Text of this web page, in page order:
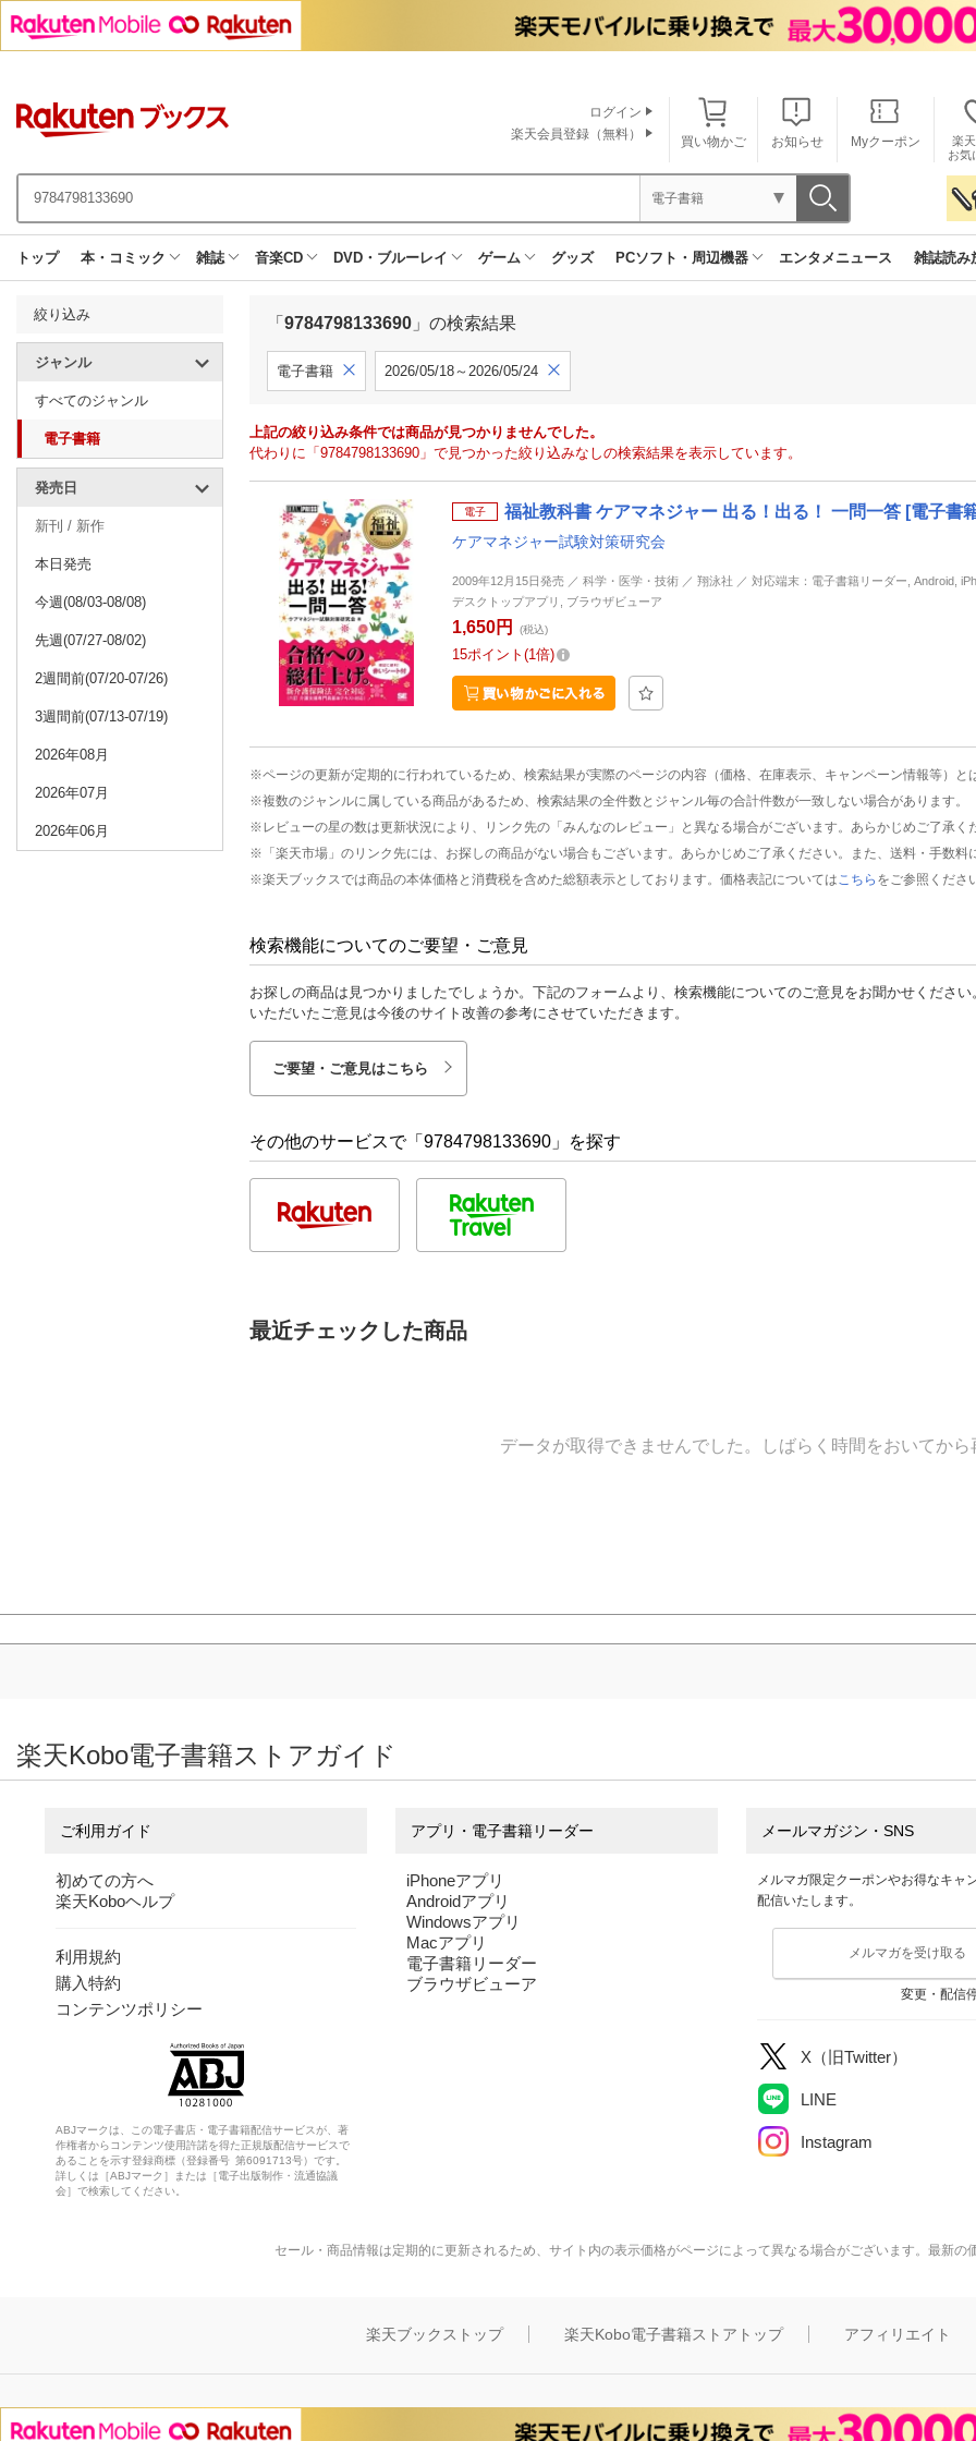
買い物かご お知らせ Myクーポン
楽
お気
ログイン
楽天会員登録（無料）
電子書籍
トップ 本・コミック 雑誌 音楽CD DVD・ブルーレイ ゲーム グッズ PCソフト・周辺機器 エンタメニュース 雑誌読み
絞り込み
ジャンル
すべてのジャンル
電子書籍
発売日
新刊 / 新作
本日発売
今週(08/03-08/08)
先週(07/27-08/02)
2週間前(07/20-07/26)
3週間前(07/13-07/19)
2026年08月
2026年07月
2026年06月
「 9784798133690 」の検索結果
電子書籍 2026/05/18～2026/05/24
上記の絞り込み条件では商品が見つかりませんでした。
代わりに「9784798133690」で見つかった絞り込みなしの検索結果を表示しています。
電子 福祉教科書 ケアマネジャー 出る！出る！ 一問一答 [電子書
ケアマネジャー試験対策研究会
2009年12月15日発売 ／ 科学・医学・技術 ／ 翔泳社 ／ 対応端末：電子書籍リーダー, Android,
デスクトップアプリ, ブラウザビューア
1,650円 (税込)
15ポイント 1倍
※ページの更新が定期的に行われているため、検索結果が実際のページの内容（価格、在庫表示、キャンペーン情報等）と
※複数のジャンルに属している商品があるため、検索結果の全件数とジャンル毎の合計件数が一致しない場合があります。
※レビューの星の数は更新状況により、リンク先の「みんなのレビュー」と異なる場合がございます。あらかじめご了承く
※「楽天市場」のリンク先には、お探しの商品がない場合もございます。あらかじめご了承ください。また、送料・手数料
※楽天ブックスでは商品の本体価格と消費税を含めた総額表示としております。価格表記については こちら をご参照くださ
検索機能についてのご要望・ご意見
お探しの商品は見つかりましたでしょうか。下記のフォームより、検索機能についてのご意見をお聞かせください
いただいたご意見は今後のサイト改善の参考にさせていただきます。
ご要望・ご意見はこちら
その他のサービスで「9784798133690」を探す
最近チェックした商品
データが取得できませんでした。しばらく時間をおいてから
楽天Kobo電子書籍ストアガイド
ご利用ガイド
初めての方へ
楽天Koboヘルプ
利用規約
購入特約
コンテンツポリシー
ABJマークは、この電子書店・電子書籍配信サービスが、著
作権者からコンテンツ使用許諾を得た正規版配信サービスで
あることを示す登録商標（登録番号 第6091713号）です。
詳しくは［ABJマーク］または［電子出版制作・流通協議
会］で検索してください。
アプリ・電子書籍リーダー
iPhoneアプリ
Androidアプリ
Windowsアプリ
Macアプリ
電子書籍リーダー
ブラウザビューア
メールマガジン・SNS
メルマガ限定クーポンやお得なキャ
配信いたします。
メルマガを受け取る
変更・配信
X（旧Twitter）
LINE
Instagram
セール・商品情報は定期的に更新されるため、サイト内の表示価格がページによって異なる場合がございます。最新の
楽天ブックストップ 楽天Kobo電子書籍ストアトップ アフィリエイト